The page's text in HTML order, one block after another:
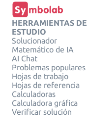
HERRAMIENTAS DE
ESTUDIO
Solucionador
Matemático de IA
AI Chat
Problemas populares
Hojas de trabajo
Hojas de referencia
Calculadoras
Calculadora gráfica
Verificar solución